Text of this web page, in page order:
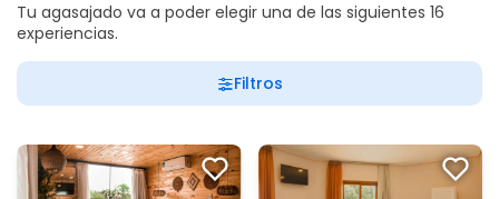
Tu agasajado va a poder elegir una de las siguientes 16
experiencias.
Filtros